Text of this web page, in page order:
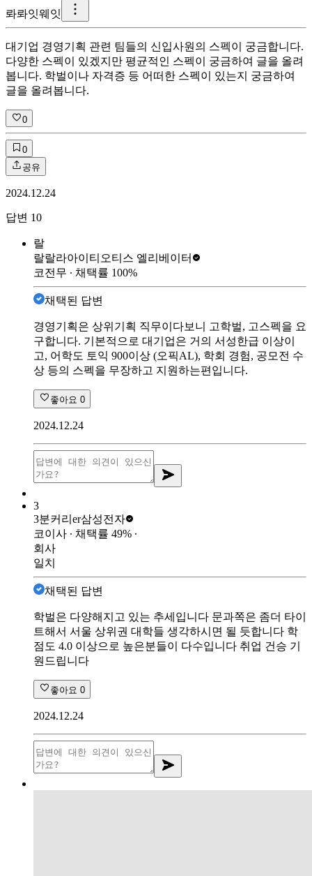
롸롸잇웨잇
대기업 경영기획 관련 팀들의 신입사원의 스펙이 궁금합니다.
다양한 스펙이 있겠지만 평균적인 스펙이 궁금하여 글을 올려
봅니다. 학벌이나 자격증 등 어떠한 스펙이 있는지 궁금하여
글을 올려봅니다.
0
0
공유
2024.12.24
답변 10
랄
랄랄라아이티 오티스 엘리베이터
코전무 ∙ 채택률 100%
채택된 답변
경영기획은 상위기획 직무이다보니 고학벌, 고스펙을 요
구합니다. 기본적으로 대기업은 거의 서성한급 이상이
고, 어학도 토익 900이상 (오픽AL), 학회 경험, 공모전 수
상 등의 스펙을 무장하고 지원하는편입니다.
좋아요 0
2024.12.24
3
3분커리er삼성전자
코이사 ∙ 채택률 49% ∙
회사
일치
채택된 답변
학벌은 다양해지고 있는 추세입니다 문과쪽은 좀더 타이
트해서 서울 상위권 대학들 생각하시면 될 듯합니다 학
점도 4.0 이상으로 높은분들이 다수입니다 취업 건승 기
원드립니다
좋아요 0
2024.12.24